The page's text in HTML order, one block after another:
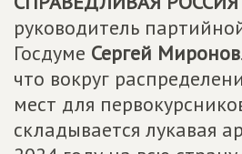
руководитель
Госдуме Сергей Миронов
что вокруг
мест для
складывается лукавая